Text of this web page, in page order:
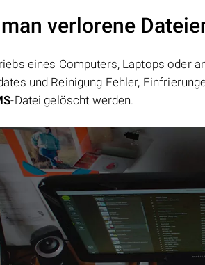
verlorene
eines Computers, Laptops oder
und Reinigung Fehler,
-Datei gelöscht werden.